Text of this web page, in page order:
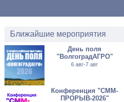
Ближайшие мероприятия
День поля
"ВолгоградАГРО"
6 авг-7 авг
Конференция "СММ-
ПРОРЫВ-2026"